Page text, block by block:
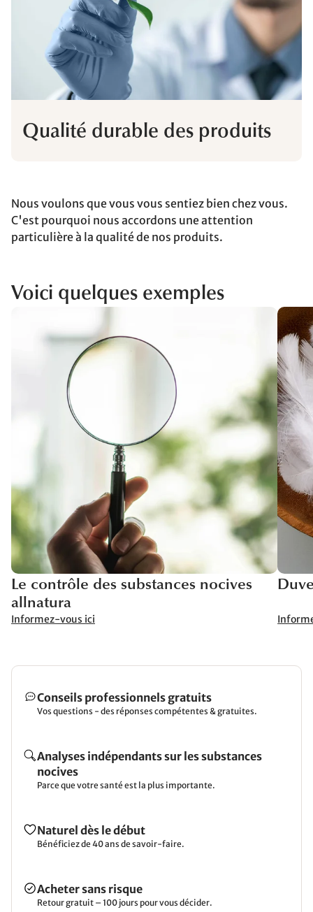
Qualité durable des produits
Nous voulons que vous vous sentiez bien chez vous.
C'est pourquoi nous accordons une attention
particulière à la qualité de nos produits.
Voici quelques exemples
Le contrôle des substances nocives
allnatura
Informez-vous ici
Conseils professionnels gratuits
Vos questions - des réponses compétentes & gratuites.
Analyses indépendants sur les substances
nocives
Parce que votre santé est la plus importante.
Naturel dès le début
Bénéficiez de 40 ans de savoir-faire.
Acheter sans risque
Retour gratuit – 100 jours pour vous décider.